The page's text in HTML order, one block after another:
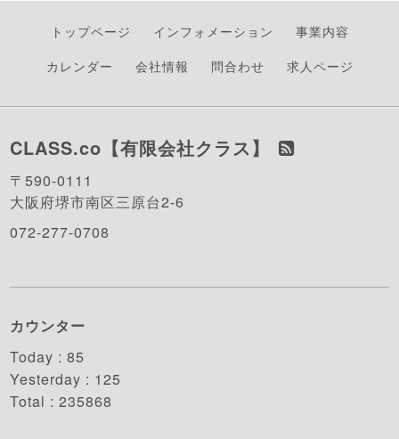
トップページ インフォメーション
事業内容
カレンダー
会社情報 問合わせ 求人ページ
CLASS.co【有限会社クラス】
〒590-0111
大阪府堺市南区三原台2-6
072-277-0708
カウンター
Today :85
Yesterday : 125
Total :235868